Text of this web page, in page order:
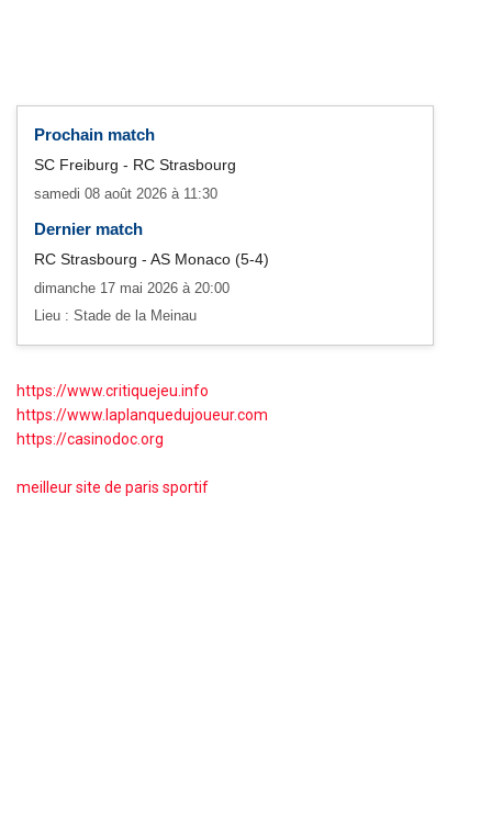
Prochain match
SC Freiburg - RC Strasbourg
samedi 08 août 2026 à 11:30
Dernier match
RC Strasbourg - AS Monaco (5-4)
dimanche 17 mai 2026 à 20:00
Lieu : Stade de la Meinau
https://www.critiquejeu.info
https://www.laplanquedujoueur.com
https://casinodoc.org
meilleur site de paris sportif